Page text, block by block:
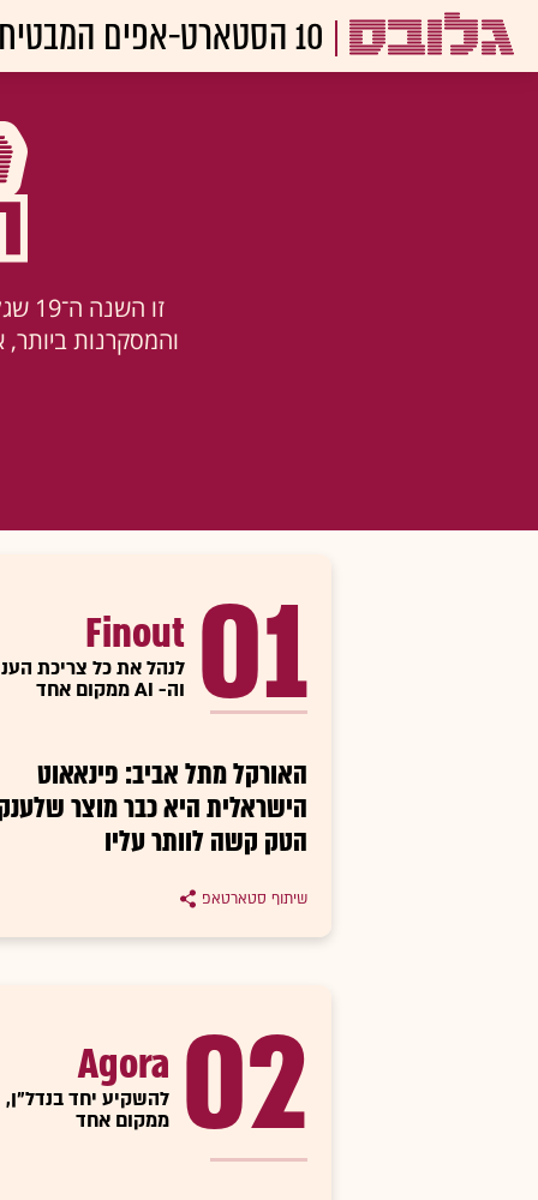
10 הסטארט-אפים המבטיחים 2025
זו
והמסקרנות
01
Finout
לנהל את כל צריכת
וה- AI ממקום אחד
האורקל מתל אביב: פינאאוט
הישראלית היא כבר מוצר
הטק קשה לוותר עליו
שיתוף סטארטאפ
02
Agora
להשקיע יחד בנדל"ן,
ממקום אחד